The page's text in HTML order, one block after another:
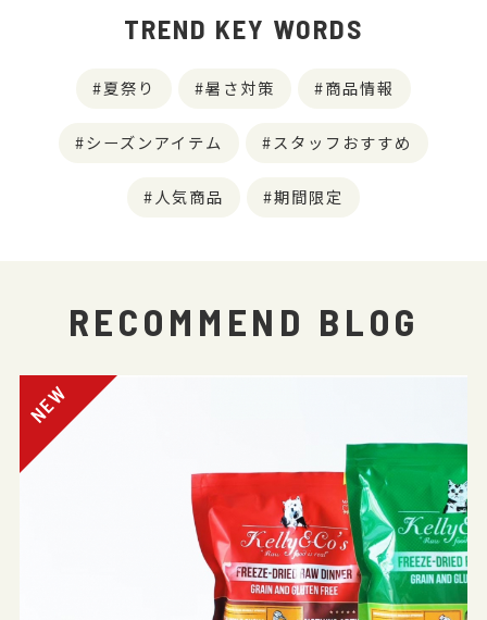
TREND KEY WORDS
夏祭り 暑さ対策 商品情報
シーズンアイテム スタッフおすすめ
人気商品 期間限定
RECOMMEND BLOG